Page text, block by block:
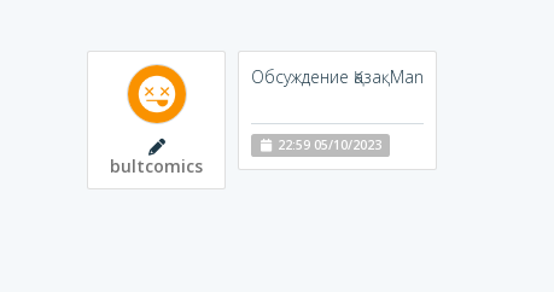
bultcomics
Обсуждение ҚазақMan
22:59 05/10/2023